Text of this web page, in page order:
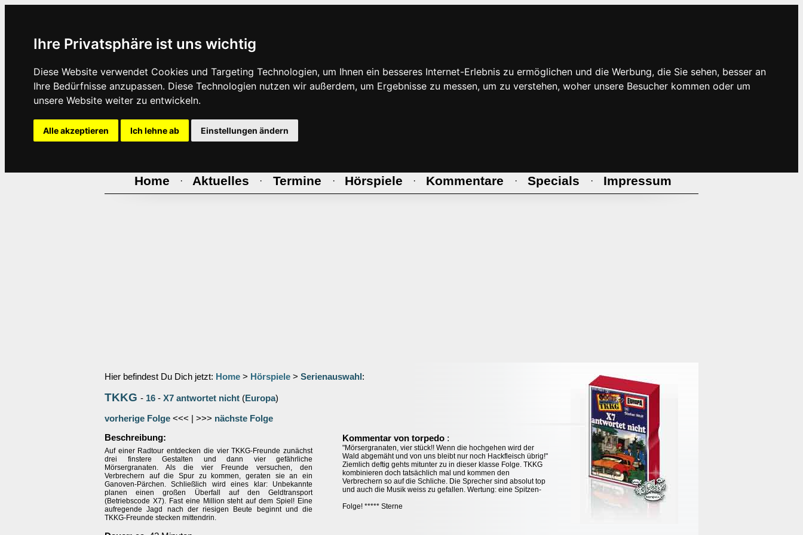
Ihre Privatsphäre ist uns wichtig
Diese Website verwendet Cookies und Targeting Technologien, um Ihnen ein besseres Internet-Erlebnis zu ermöglichen und die Werbung, die Sie sehen, besser an
Ihre Bedürfnisse anzupassen. Diese Technologien nutzen wir außerdem, um Ergebnisse zu messen, um zu verstehen, woher unsere Besucher kommen oder um
unsere Website weiter zu entwickeln.
Alle akzeptieren Ich lehne ab Einstellungen ändern
Home · Aktuelles · Termine · Hörspiele · Kommentare · Specials · Impressum
Hier befindest Du Dich jetzt: Home > Hörspiele > Serienauswahl :
TKKG - 16 - X7 antwortet nicht (Europa)
vorherige Folge <<< | >>> nächste Folge
Beschreibung:
Auf einer Radtour entdecken die vier TKKG-Freunde zunächst
drei finstere Gestalten und dann vier gefährliche
Mörsergranaten. Als die vier Freunde versuchen, den
Verbrechern auf die Spur zu kommen, geraten sie an ein
Ganoven-Pärchen. Schließlich wird eines klar: Unbekannte
planen einen großen Überfall auf den Geldtransport
(Betriebscode X7). Fast eine Million steht auf dem Spiel! Eine
aufregende Jagd nach der riesigen Beute beginnt und die
TKKG-Freunde stecken mittendrin.
Kommentar von torpedo :
"Mörsergranaten, vier stück!! Wenn die hochgehen wird der
Wald abgemäht und von uns bleibt nur noch Hackfleisch übrig!"
Ziemlich deftig gehts mitunter zu in dieser klasse Folge. TKKG
kombinieren doch tatsächlich mal und kommen den
Verbrechern so auf die Schliche. Die Sprecher sind absolut top
und auch die Musik weiss zu gefallen. Wertung: eine Spitzen-
Folge! ***** Sterne